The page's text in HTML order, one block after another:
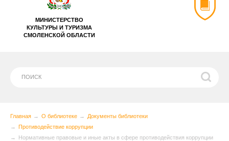
МИНИСТЕРСТВО
КУЛЬТУРЫ И ТУРИЗМА
СМОЛЕНСКОЙ ОБЛАСТИ
Главная О библиотеке
Документы библиотеки
Противодействие коррупции
Нормативные правовые и иные акты в сфере противодействия коррупции